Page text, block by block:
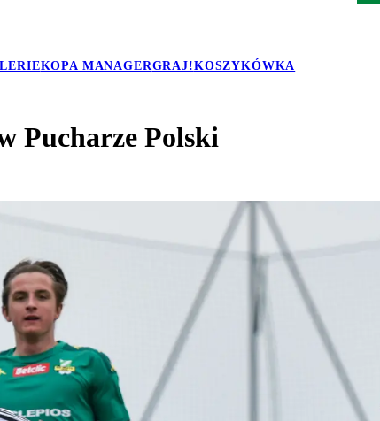
KOPA MANAGERGRAJ!KOSZYKÓWKA
Pucharze Polski